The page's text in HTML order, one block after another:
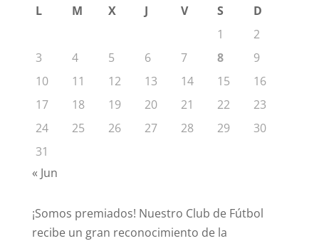
L M X J V S
D
1
2
3
4 5 6 7 8
9
10
11 12 13 14 15
16
17
18 19 20 21 22
23
24
25 26 27 28 29
30
31
« Jun
¡Somos premiados! Nuestro Club de Fútbol
recibe un gran reconocimiento de la